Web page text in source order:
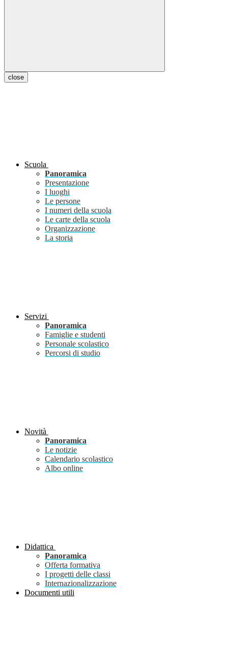
close
Scuola
Panoramica
Presentazione
I luoghi
Le persone
I numeri della scuola
Le carte della scuola
Organizzazione
La storia
Servizi
Panoramica
Famiglie e studenti
Personale scolastico
Percorsi di studio
Novità
Panoramica
Le notizie
Calendario scolastico
Albo online
Didattica
Panoramica
Offerta formativa
I progetti delle classi
Internazionalizzazione
Documenti utili